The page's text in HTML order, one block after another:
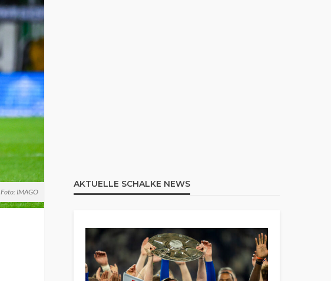
Foto: IMAGO
AKTUELLE SCHALKE NEWS